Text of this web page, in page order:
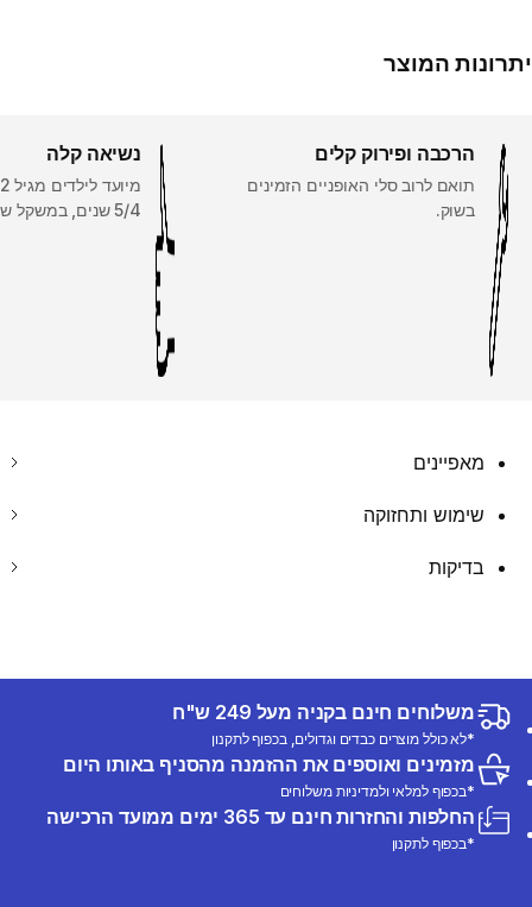
יתרונות המוצר
הרכבה ופירוק קלים
תואם לרוב סלי האופניים הזמינים
בשוק.
נשיאה קלה
5/4 שנים, במשקל של עד 22 ק"ג.
מאפיינים
שימוש ותחזוקה
בדיקות
משלוחים חינם בקניה מעל 249 ש"ח
*לא כולל מוצרים כבדים וגדולים, בכפוף לתקנון
מזמינים ואוספים את ההזמנה מהסניף באותו היום
*בכפוף למלאי ולמדיניות משלוחים
החלפות והחזרות חינם עד 365 ימים ממועד הרכישה
*בכפוף לתקנון